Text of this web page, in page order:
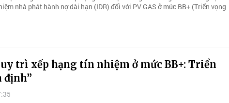
nhà phát hành nợ dài hạn (IDR) đối với PV GAS ở mức BB+ (Triển vọng
trì xếp hạng tín nhiệm ở mức BB+: Triển
định”